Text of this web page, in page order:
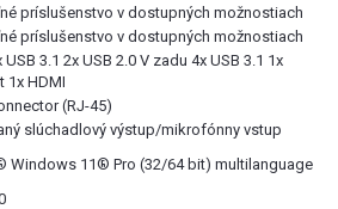
príslušenstvo v dostupných možnostiach
príslušenstvo v dostupných možnostiach
USB 3.1 2x USB 2.0 V zadu 4x USB 3.1 1x
1x HDMI
(RJ-45)
slúchadlový výstup/mikrofónny vstup
Windows 11® Pro (32/64 bit) multilanguage